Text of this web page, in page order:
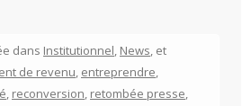
dans Institutionnel, News, et
de revenu, entreprendre,
, reconversion, retombée presse,